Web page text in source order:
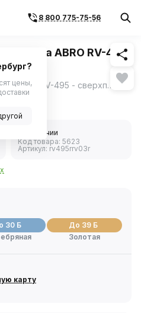
8 800 775-75-56Похожие
вида ABRO RV-495
Клей для зеркал заднего вида ABRO RV-495 - сверхпрочный быстродействующий анаэробный клей. ещё
В наличии
Код товара: 5623
Артикул: rv495rrv03r
30 Б
До 39 Б
Золотая
карту
цены,